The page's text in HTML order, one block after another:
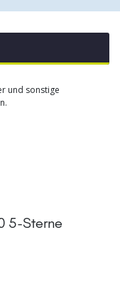
und sonstige
5-Sterne